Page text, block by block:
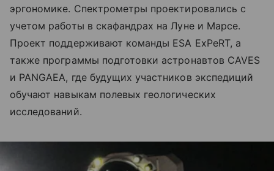
эргономике. Спектрометры проектировались с
учетом работы в скафандрах на Луне и Марсе.
Проект поддерживают команды ESA ExPeRT, а
также программы подготовки астронавтов CAVES
и PANGAEA, где будущих участников экспедиций
обучают навыкам полевых геологических
исследований.